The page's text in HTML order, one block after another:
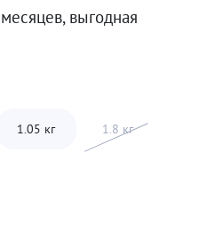
выгодная
1.05 кг 1.8 кг